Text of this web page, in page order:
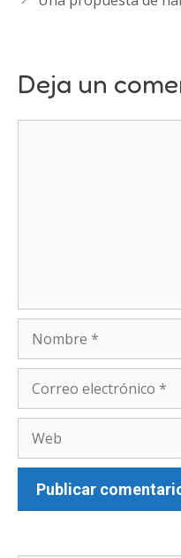
Deja un
electrónico